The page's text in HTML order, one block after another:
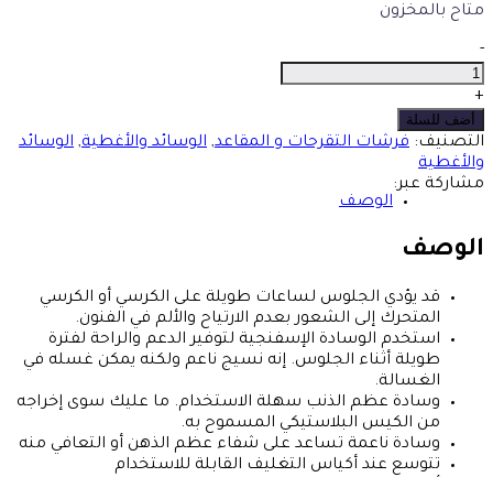
متاح بالمخزون
وسادة
إسفنجية
دائرية
الكمية
-
+
أضف للسلة
التصنيف: فرشات التقرحات و المقاعد, الوسائد والأغطية, الوسائد
والأغطية
مشاركة عبر:
الوصف
الوصف
قد يؤدي الجلوس لساعات طويلة على الكرسي أو الكرسي
المتحرك إلى الشعور بعدم الارتياح والألم في الفنون.
استخدم الوسادة الإسفنجية لتوفير الدعم والراحة لفترة
طويلة أثناء الجلوس. إنه نسيج ناعم ولكنه يمكن غسله في
الغسالة.
وسادة عظم الذنب سهلة الاستخدام. ما عليك سوى إخراجه
من الكيس البلاستيكي المسموح به.
وسادة ناعمة تساعد على شفاء عظم الذهن أو التعافي منه
تتوسع عند أكياس التغليف القابلة للاستخدام